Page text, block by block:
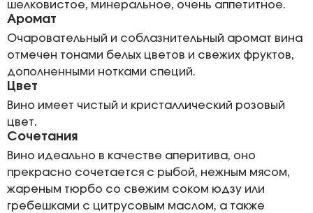
шелковистое, минеральное, очень аппетитное.
Аромат
Очаровательный и соблазнительный аромат вина
отмечен тонами белых цветов и свежих фруктов,
дополненными нотками специй.
Цвет
Вино имеет чистый и кристаллический розовый
цвет.
Сочетания
Вино идеально в качестве аперитива, оно
прекрасно сочетается с рыбой, нежным мясом,
жареным тюрбо со свежим соком юдзу или
гребешками с цитрусовым маслом, а также